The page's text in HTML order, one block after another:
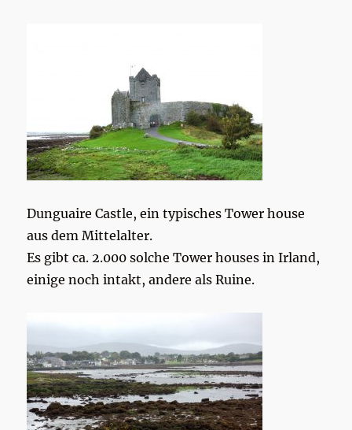
Dunguaire Castle, ein typisches Tower house
aus dem Mittelalter.
Es gibt ca. 2.000 solche Tower houses in Irland,
einige noch intakt, andere als Ruine.